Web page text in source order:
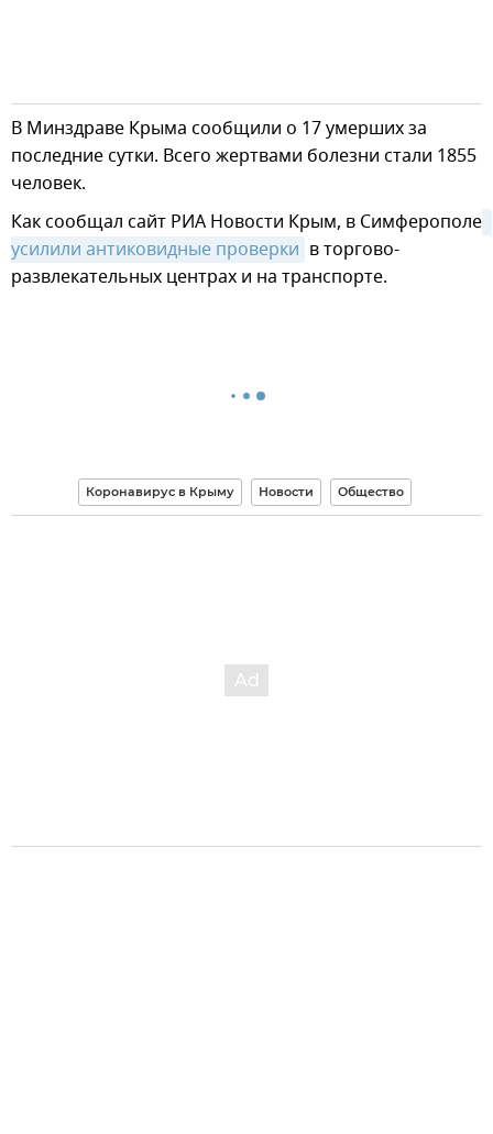
В Минздраве Крыма сообщили о 17 умерших за
последние сутки. Всего жертвами болезни стали 1855
человек.
Как сообщал сайт РИА Новости Крым, в Симферополе
усилили антиковидные проверки в торгово-
развлекательных центрах и на транспорте.
Коронавирус в Крыму Новости Общество